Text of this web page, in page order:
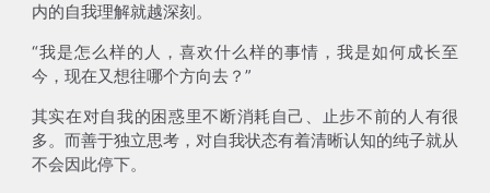
内的自我理解就越深刻。
“我是怎么样的人，喜欢什么样的事情，我是如何成长至
今，现在又想往哪个方向去？”
其实在对自我的困惑里不断消耗自己、止步不前的人有很
多。而善于独立思考，对自我状态有着清晰认知的纯子就从
不会因此停下。